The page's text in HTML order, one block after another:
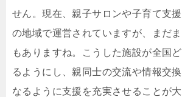
せん。現在、親子サロンや子育て支
の地域で運営されていますが、まだ
もありますね。こうした施設が全国
るようにし、親同士の交流や情報交
なるように支援を充実させることが大